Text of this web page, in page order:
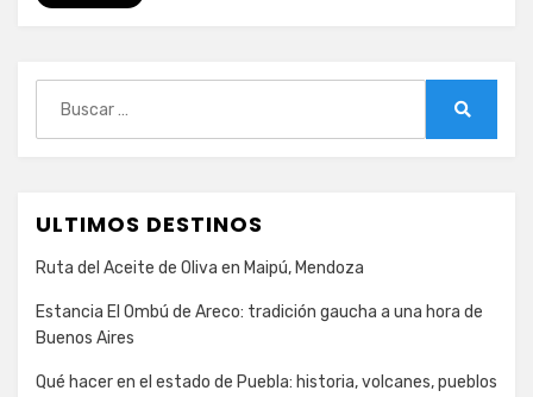
ULTIMOS DESTINOS
Ruta del Aceite de Oliva en Maipú, Mendoza
Estancia El Ombú de Areco: tradición gaucha a una hora de
Buenos Aires
Qué hacer en el estado de Puebla: historia, volcanes, pueblos